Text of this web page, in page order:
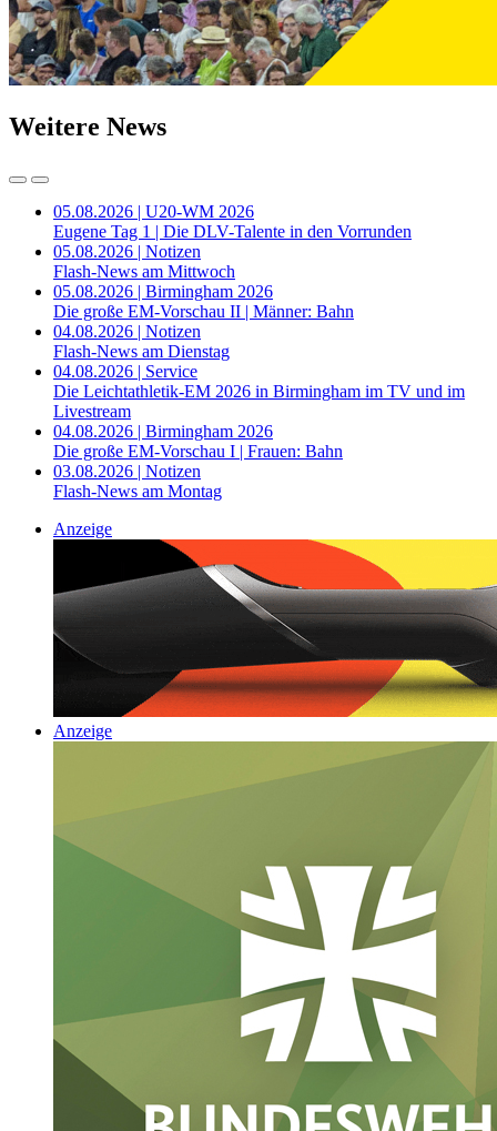
Weitere News
05.08.2026 | U20-WM 2026
Eugene Tag 1 | Die DLV-Talente in den Vorrunden
05.08.2026 | Notizen
Flash-News am Mittwoch
05.08.2026 | Birmingham 2026
Die große EM-Vorschau II | Männer: Bahn
04.08.2026 | Notizen
Flash-News am Dienstag
04.08.2026 | Service
Die Leichtathletik-EM 2026 in Birmingham im TV und im
Livestream
04.08.2026 | Birmingham 2026
Die große EM-Vorschau I | Frauen: Bahn
03.08.2026 | Notizen
Flash-News am Montag
Anzeige
Anzeige